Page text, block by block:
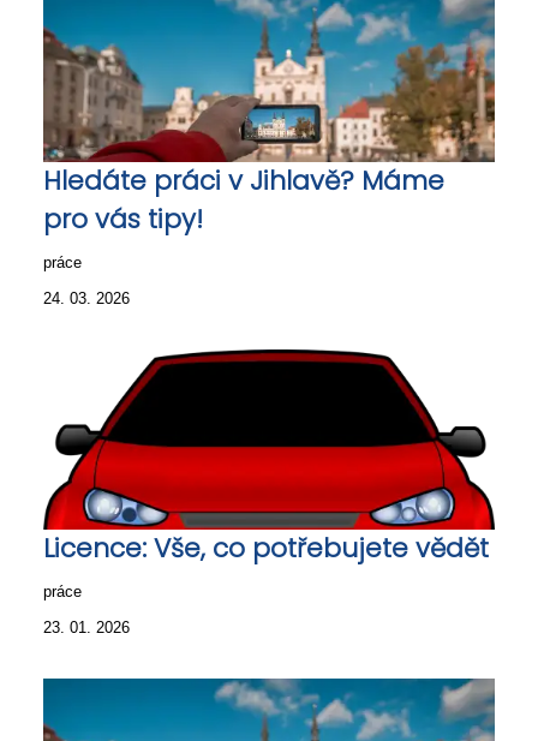
Hledáte práci v Jihlavě? Máme
pro vás tipy!
práce
24. 03. 2026
Licence: Vše, co potřebujete vědět
práce
23. 01. 2026